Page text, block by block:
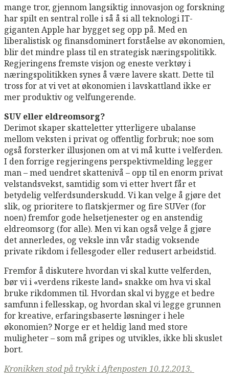
mange tror, gjennom langsiktig innovasjon og forskning
har spilt en sentral rolle i så å si all teknologi IT-
giganten Apple har bygget seg opp på. Med en
liberalistisk og finansdominert forståelse av økonomien,
blir det mindre plass til en strategisk næringspolitikk.
Regjeringens fremste visjon og eneste verktøy i
næringspolitikken synes å være lavere skatt. Dette til
tross for at vi vet at økonomien i lavskattland ikke er
mer produktiv og velfungerende.
SUV eller eldreomsorg?
Derimot skaper skatteletter ytterligere ubalanse
mellom veksten i privat og offentlig forbruk; noe som
også forsterker illusjonen om at vi må kutte i velferden.
I den forrige regjeringens perspektivmelding legger
man – med uendret skattenivå – opp til en enorm privat
velstandsvekst, samtidig som vi etter hvert får et
betydelig velferdsunderskudd. Vi kan velge å gjøre det
slik, og prioritere to flatskjermer og fire SUVer (for
noen) fremfor gode helsetjenester og en anstendig
eldreomsorg (for alle). Men vi kan også velge å gjøre
det annerledes, og veksle inn vår stadig voksende
private rikdom i fellesgoder eller redusert arbeidstid.
Fremfor å diskutere hvordan vi skal kutte velferden,
bør vi i «verdens rikeste land» snakke om hva vi skal
bruke rikdommen til. Hvordan skal vi bygge et bedre
samfunn i fellesskap, og hvordan skal vi legge grunnen
for kreative, erfaringsbaserte løsninger i hele
økonomien? Norge er et heldig land med store
muligheter – som må gripes og utvikles, ikke bli skuslet
bort.
Kronikken stod på trykk i Aftenposten 10.12.2013.